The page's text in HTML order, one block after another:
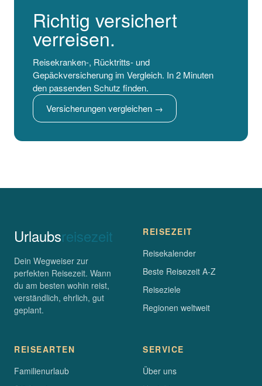
Richtig versichert
verreisen.
Reisekranken-, Rücktritts- und
Gepäckversicherung im Vergleich. In 2 Minuten
den passenden Schutz finden.
Versicherungen vergleichen →
Urlaubsreisezeit
Dein Wegweiser zur
perfekten Reisezeit. Wann
du am besten wohin reist,
verständlich, ehrlich, gut
geplant.
REISEZEIT
Reisekalender
Beste Reisezeit A-Z
Reiseziele
Regionen weltweit
REISEARTEN
Familienurlaub
SERVICE
Über uns